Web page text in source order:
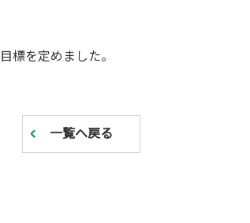
標を定めました。
一覧へ戻る